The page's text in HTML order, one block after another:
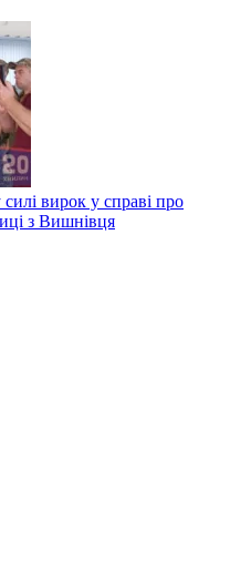
вирок у справі про
з Вишнівця